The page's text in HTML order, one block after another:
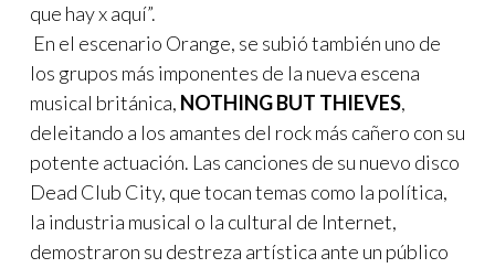
que hay x aquí”.
En el escenario Orange, se subió también uno de
los grupos más imponentes de la nueva escena
musical británica, NOTHING BUT THIEVES,
deleitando a los amantes del rock más cañero con su
potente actuación. Las canciones de su nuevo disco
Dead Club City, que tocan temas como la política,
la industria musical o la cultural de Internet,
demostraron su destreza artística ante un público